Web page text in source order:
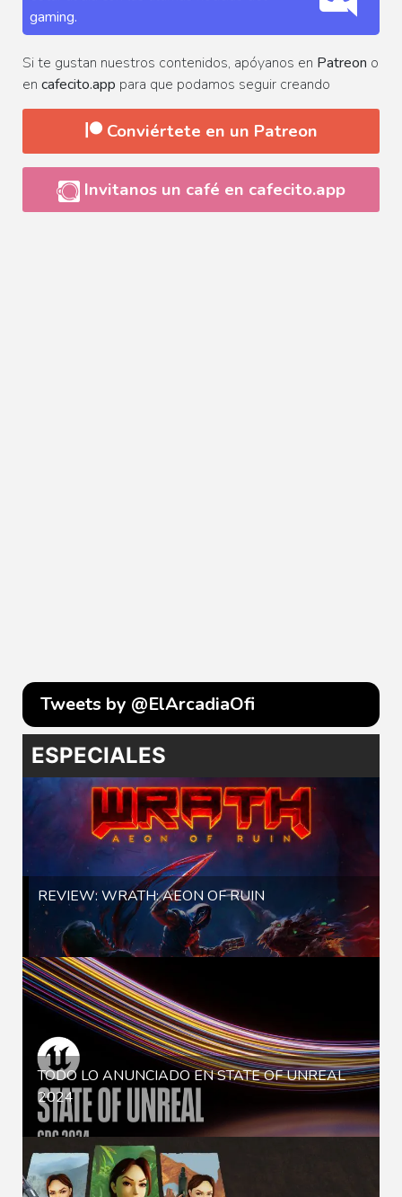
gaming.
Si te gustan nuestros contenidos, apóyanos en Patreon o
en cafecito.app para que podamos seguir creando
Conviértete en un Patreon
Invitanos un café en cafecito.app
Tweets by @ElArcadiaOfi
ESPECIALES
REVIEW: WRATH: AEON OF RUIN
TODO LO ANUNCIADO EN STATE OF UNREAL
2024